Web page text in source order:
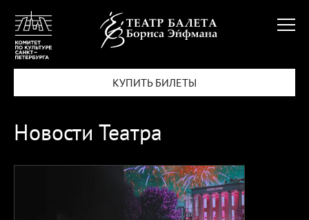
КУПИТЬ БИЛЕТЫ
Новости Театра